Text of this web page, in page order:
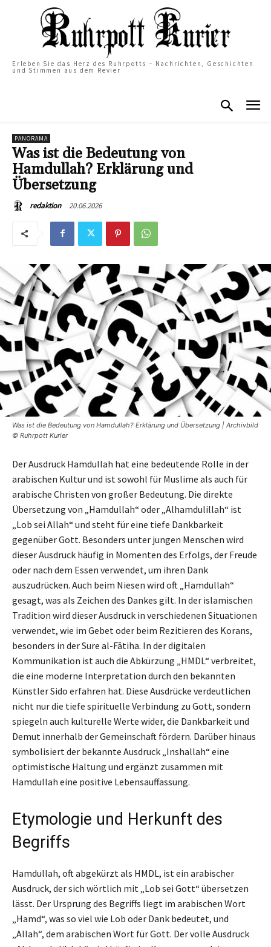
Erleben Sie das Herz des Ruhrpotts – Nachrichten, Geschichten
und Stimmen aus dem Revier
PANORAMA
Was ist die Bedeutung von
Hamdullah? Erklärung und
Übersetzung
redaktion 20.06.2026
Was ist die Bedeutung von Hamdullah? Erklärung und Übersetzung | Archivbild
© Ruhrpott Kurier
Der Ausdruck Hamdullah hat eine bedeutende Rolle in der
arabischen Kultur und ist sowohl für Muslime als auch für
arabische Christen von großer Bedeutung. Die direkte
Übersetzung von „Hamdullah“ oder „Alhamdulillah“ ist
„Lob sei Allah“ und steht für eine tiefe Dankbarkeit
gegenüber Gott. Besonders unter jungen Menschen wird
dieser Ausdruck häufig in Momenten des Erfolgs, der Freude
oder nach dem Essen verwendet, um ihren Dank
auszudrücken. Auch beim Niesen wird oft „Hamdullah“
gesagt, was als Zeichen des Dankes gilt. In der islamischen
Tradition wird dieser Ausdruck in verschiedenen Situationen
verwendet, wie im Gebet oder beim Rezitieren des Korans,
besonders in der Sure al-Fātiha. In der digitalen
Kommunikation ist auch die Abkürzung „HMDL“ verbreitet,
die eine moderne Interpretation durch den bekannten
Künstler Sido erfahren hat. Diese Ausdrücke verdeutlichen
nicht nur die tiefe spirituelle Verbindung zu Gott, sondern
spiegeln auch kulturelle Werte wider, die Dankbarkeit und
Demut innerhalb der Gemeinschaft fördern. Darüber hinaus
symbolisiert der bekannte Ausdruck „Inshallah“ eine
optimistische Haltung und ergänzt zusammen mit
Hamdullah eine positive Lebensauffassung.
Etymologie und Herkunft des
Begriffs
Hamdullah, oft abgekürzt als HMDL, ist ein arabischer
Ausdruck, der sich wörtlich mit „Lob sei Gott“ übersetzen
lässt. Der Ursprung des Begriffs liegt im arabischen Wort
„Hamd“, was so viel wie Lob oder Dank bedeutet, und
„Allah“, dem arabischen Wort für Gott. Der volle Ausdruck